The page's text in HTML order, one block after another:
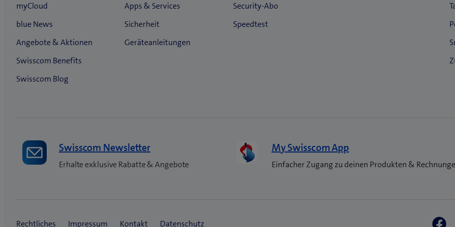
Swisscom Newsletter
Erhalte exklusive Rabatte & Angebote
My Swisscom App
Einfacher Zugang zu deinen Produkten &